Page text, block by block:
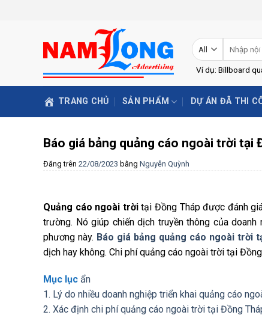
kiếm:
Ví dụ: Billboard
TRANG CHỦ SẢN PHẨM DỰ ÁN ĐÃ THI
Báo giá bảng quảng cáo ngoài trời tại
Đăng trên 22/08/2023 bằng Nguyễn Quỳnh
Quảng cáo ngoài trờitại Đồng Tháp được đánh
trường. Nó giúp chiến dịch truyền thông của
phương này. Báo giá bảng quảng cáo ngoài trời
dịch hay không. Chi phí quảng cáo ngoài trời tại
Mục lục ẩn
1. Lý do nhiều doanh nghiệp triển khai quảng cáo
2. Xác định chi phí quảng cáo ngoài trời tại Đồng